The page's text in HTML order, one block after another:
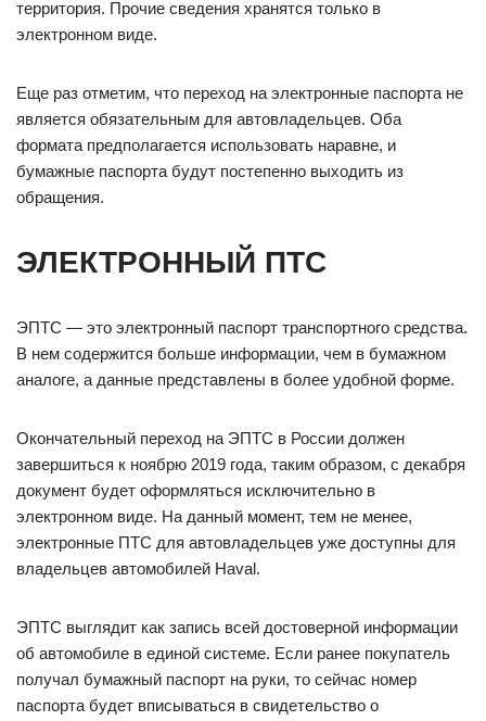
территория. Прочие сведения хранятся только в
электронном виде.
Еще раз отметим, что переход на электронные паспорта не
является обязательным для автовладельцев. Оба
формата предполагается использовать наравне, и
бумажные паспорта будут постепенно выходить из
обращения.
ЭЛЕКТРОННЫЙ ПТС
ЭПТС — это электронный паспорт транспортного средства.
В нем содержится больше информации, чем в бумажном
аналоге, а данные представлены в более удобной форме.
Окончательный переход на ЭПТС в России должен
завершиться к ноябрю 2019 года, таким образом, с декабря
документ будет оформляться исключительно в
электронном виде. На данный момент, тем не менее,
электронные ПТС для автовладельцев уже доступны для
владельцев автомобилей Haval.
ЭПТС выглядит как запись всей достоверной информации
об автомобиле в единой системе. Если ранее покупатель
получал бумажный паспорт на руки, то сейчас номер
паспорта будет вписываться в свидетельство о